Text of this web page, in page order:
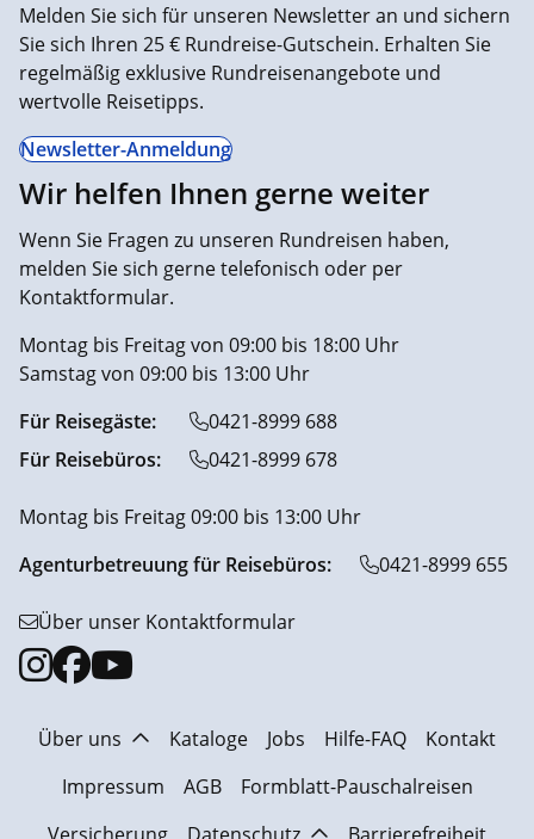
Melden Sie sich für unseren Newsletter an und sichern
Sie sich Ihren 25 € Rundreise-Gutschein. Erhalten Sie
regelmäßig exklusive Rundreisenangebote und
wertvolle Reisetipps.
Newsletter-Anmeldung
Wir helfen Ihnen gerne weiter
Wenn Sie Fragen zu unseren Rundreisen haben,
melden Sie sich gerne telefonisch oder per
Kontaktformular.
Montag bis Freitag von 09:00 bis 18:00 Uhr
Samstag von 09:00 bis 13:00 Uhr
Für Reisegäste:
0421-8999 688
Für Reisebüros:
0421-8999 678
Montag bis Freitag 09:00 bis 13:00 Uhr
Agenturbetreuung für Reisebüros:
0421-8999 655
Über unser Kontaktformular
Über uns Kataloge Jobs Hilfe-FAQ
Kontakt
Impressum
AGB
Formblatt-Pauschalreisen